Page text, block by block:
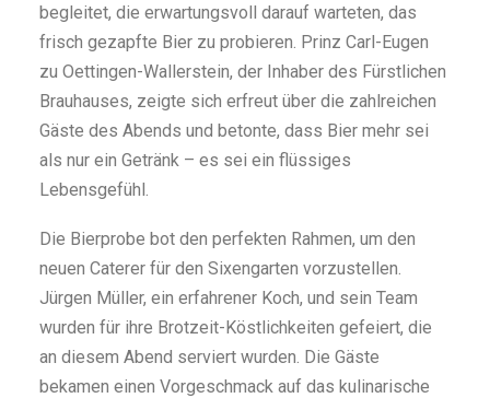
begleitet, die erwartungsvoll darauf warteten, das
frisch gezapfte Bier zu probieren. Prinz Carl-Eugen
zu Oettingen-Wallerstein, der Inhaber des Fürstlichen
Brauhauses, zeigte sich erfreut über die zahlreichen
Gäste des Abends und betonte, dass Bier mehr sei
als nur ein Getränk – es sei ein flüssiges
Lebensgefühl.
Die Bierprobe bot den perfekten Rahmen, um den
neuen Caterer für den Sixengarten vorzustellen.
Jürgen Müller, ein erfahrener Koch, und sein Team
wurden für ihre Brotzeit-Köstlichkeiten gefeiert, die
an diesem Abend serviert wurden. Die Gäste
bekamen einen Vorgeschmack auf das kulinarische